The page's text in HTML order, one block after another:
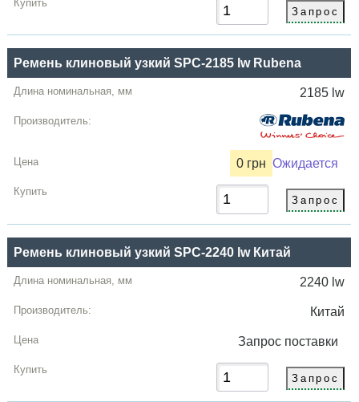
Ремень клиновый узкий SPC-2185 lw Rubena
2185 lw
0 грн Ожидается
Ремень клиновый узкий SPC-2240 lw Китай
2240 lw
Китай
Запрос поставки